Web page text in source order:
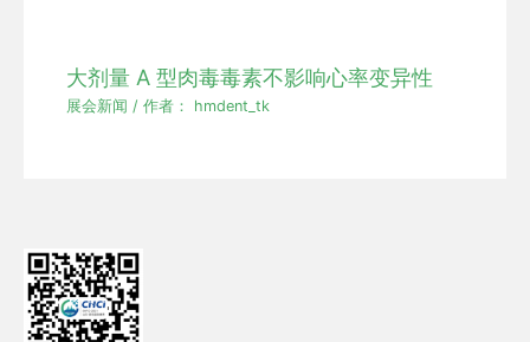
大剂量 A 型肉毒毒素不影响心率变异性
展会新闻 / 作者： hmdent_tk